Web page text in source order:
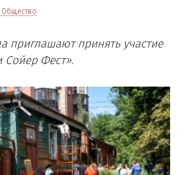
Общество
приглашают принять участие
Сойер Фест».